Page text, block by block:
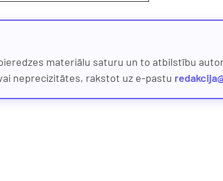
materiālu saturu un to atbilstību
neprecizitātes, rakstot uz e-pastu